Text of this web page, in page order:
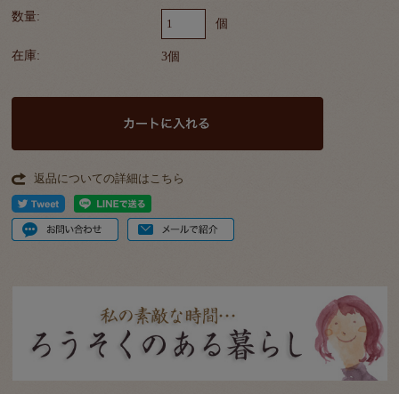
数量:
個
在庫: 3個
返品についての詳細はこちら